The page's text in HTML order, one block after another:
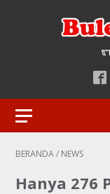
BERANDA/ NEWS
Hanya 276